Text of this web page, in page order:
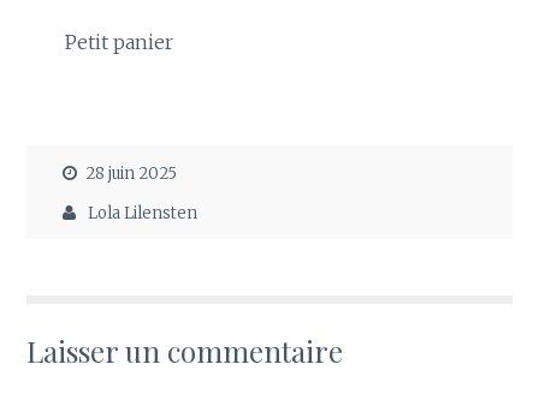
Petit panier
28 juin 2025
Lola Lilensten
Laisser un commentaire